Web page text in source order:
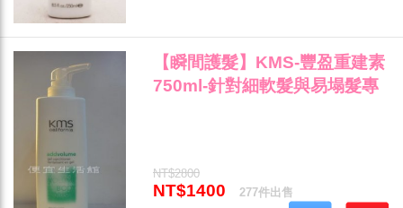
【瞬間護髮】KMS-豐盈重建素
750ml-針對細軟髮與易塌髮專
NT$2800
NT$1400 277件出售